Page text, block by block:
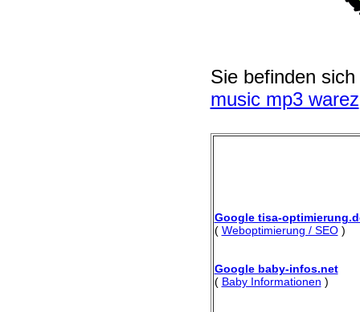
Sie befinden
music mp3 warez
Google tisa-
( Weboptimierung / SEO)
Google baby-infos.net
( Baby Informationen )